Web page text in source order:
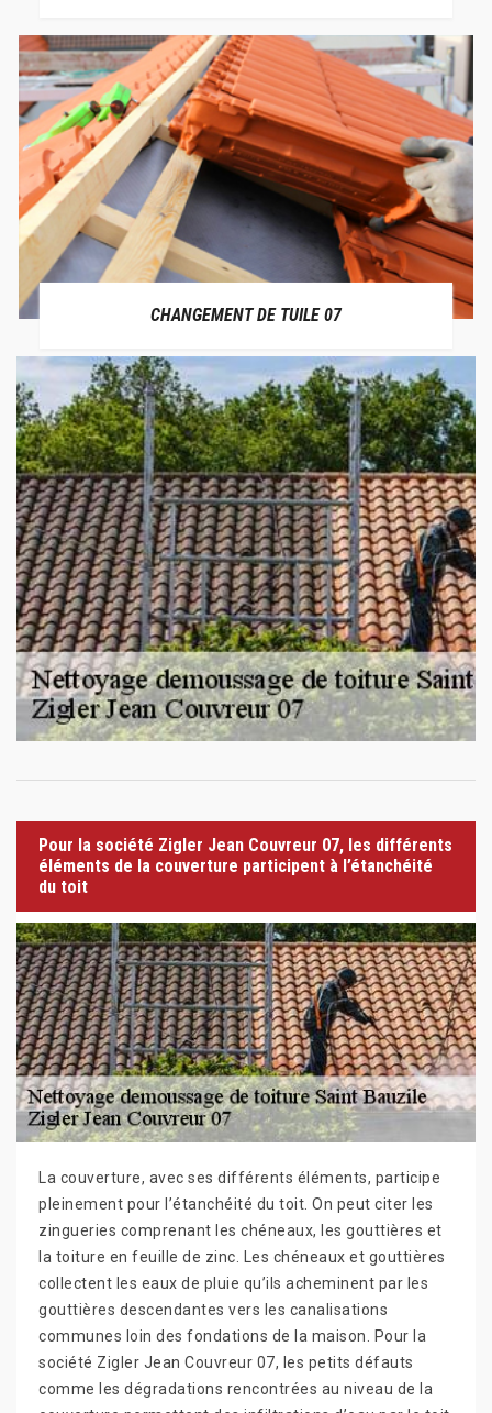
CHANGEMENT DE TUILE 07
Pour la société Zigler Jean Couvreur 07, les différents
éléments de la couverture participent à l’étanchéité
du toit
La couverture, avec ses différents éléments, participe
pleinement pour l’étanchéité du toit. On peut citer les
zingueries comprenant les chéneaux, les gouttières et
la toiture en feuille de zinc. Les chéneaux et gouttières
collectent les eaux de pluie qu’ils acheminent par les
gouttières descendantes vers les canalisations
communes loin des fondations de la maison. Pour la
société Zigler Jean Couvreur 07, les petits défauts
comme les dégradations rencontrées au niveau de la